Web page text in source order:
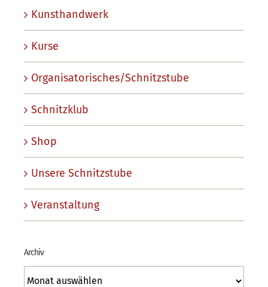
Kunsthandwerk
Kurse
Organisatorisches/Schnitzstube
Schnitzklub
Shop
Unsere Schnitzstube
Veranstaltung
Archiv
Archiv